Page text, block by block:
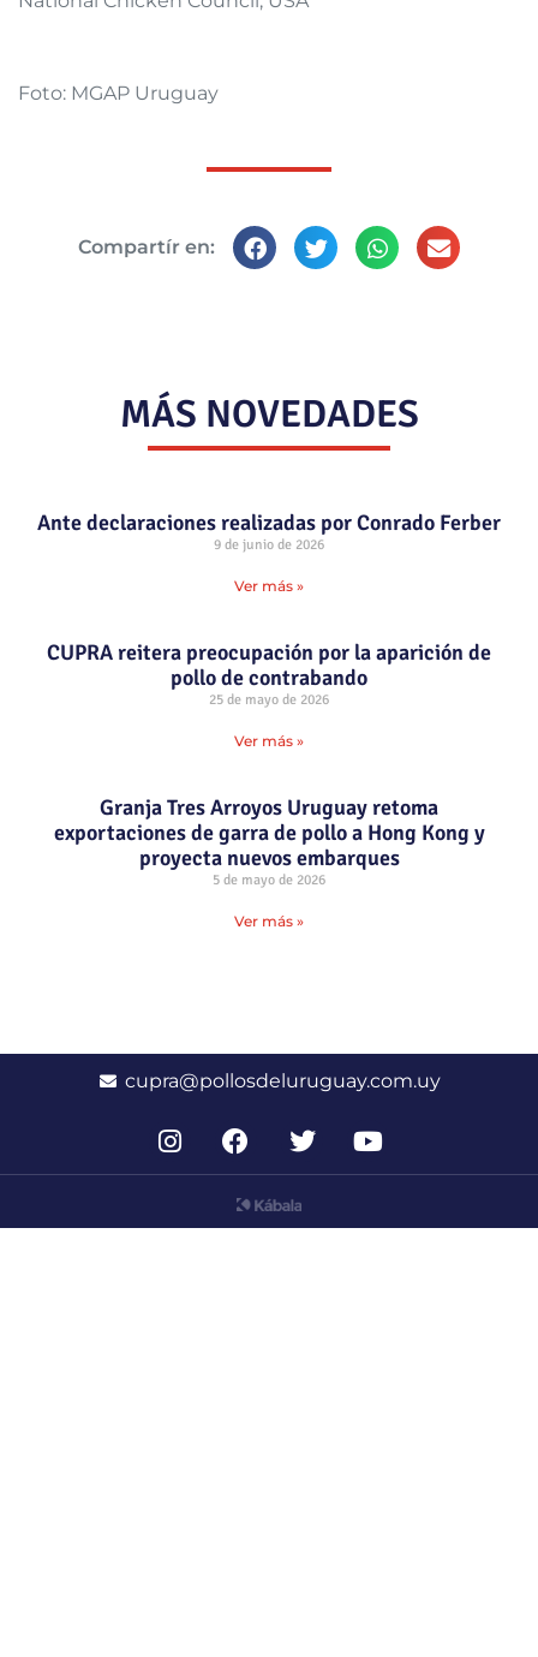
Foto: MGAP Uruguay
Compartír en:
MÁS NOVEDADES
Ante declaraciones realizadas por Conrado Ferber
9 de junio de 2026
Ver más »
CUPRA reitera preocupación por la aparición de
pollo de contrabando
25 de mayo de 2026
Ver más »
Granja Tres Arroyos Uruguay retoma
exportaciones de garra de pollo a Hong Kong y
proyecta nuevos embarques
5 de mayo de 2026
Ver más »
cupra@pollosdeluruguay.com.uy